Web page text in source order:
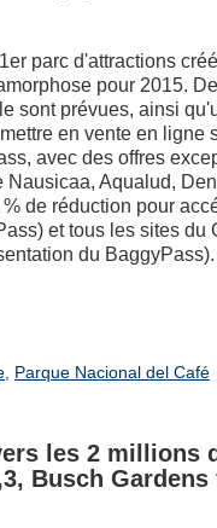
parc d'attractions
pour 2015.
sont prévues, ainsi
en vente en ligne
avec des offres
Aqualud,
de réduction pour
et tous les sites du
du BaggyPass).
, Parque Nacional del Café
les 2 millions
Busch Gardens